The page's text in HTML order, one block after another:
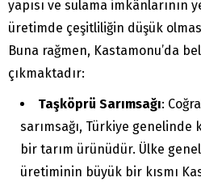
yapısı ve sulama imkânlarının
üretimde çeşitliliğin düşük
Buna rağmen, Kastamonu’da
çıkmaktadır:
Taşköprü Sarımsağı:
sarımsağı, Türkiye
bir tarım ürünüdür. Ülke
üretiminin büyük bir kısmı